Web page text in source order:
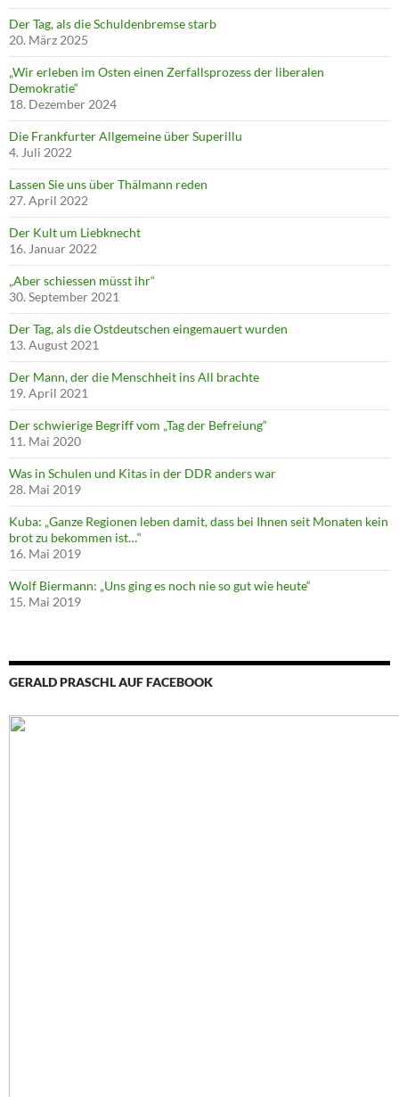
Der Tag, als die Schuldenbremse starb
20. März 2025
„Wir erleben im Osten einen Zerfallsprozess der liberalen
Demokratie“
18. Dezember 2024
Die Frankfurter Allgemeine über Superillu
4. Juli 2022
Lassen Sie uns über Thälmann reden
27. April 2022
Der Kult um Liebknecht
16. Januar 2022
„Aber schiessen müsst ihr“
30. September 2021
Der Tag, als die Ostdeutschen eingemauert wurden
13. August 2021
Der Mann, der die Menschheit ins All brachte
19. April 2021
Der schwierige Begriff vom „Tag der Befreiung“
11. Mai 2020
Was in Schulen und Kitas in der DDR anders war
28. Mai 2019
Kuba: „Ganze Regionen leben damit, dass bei Ihnen seit Monaten kein
brot zu bekommen ist…“
16. Mai 2019
Wolf Biermann: „Uns ging es noch nie so gut wie heute“
15. Mai 2019
GERALD PRASCHL AUF FACEBOOK